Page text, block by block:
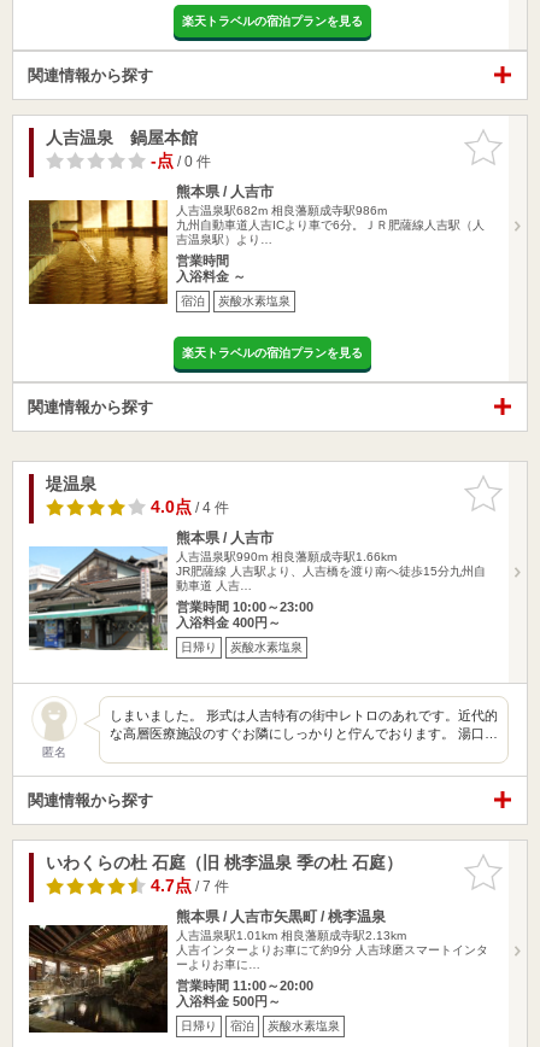
楽天トラベルの宿泊プランを見る
関連情報から探す
お気に入
りに追加
人吉温泉 鍋屋本館
-点/ 0 件
熊本県 / 人吉市
人吉温泉駅682m 相良藩願成寺駅986m
九州自動車道人吉ICより車で6分。ＪＲ肥薩線人吉駅（人
吉温泉駅）より…
営業時間
入浴料金 ～
宿泊 炭酸水素塩泉
楽天トラベルの宿泊プランを見る
関連情報から探す
お気に入
りに追加
堤温泉
4.0点/ 4 件
熊本県 / 人吉市
人吉温泉駅990m 相良藩願成寺駅1.66km
JR肥薩線 人吉駅より、人吉橋を渡り南へ徒歩15分九州自
動車道 人吉…
営業時間 10:00～23:00
入浴料金 400円～
日帰り 炭酸水素塩泉
匿名
しまいました。 形式は人吉特有の街中レトロのあれです。近代的
な高層医療施設のすぐお隣にしっかりと佇んでおります。 湯口…
関連情報から探す
お気に入
りに追加
いわくらの杜 石庭（旧 桃李温泉 季の杜 石庭）
4.7点/ 7 件
熊本県 / 人吉市矢黒町 / 桃李温泉
人吉温泉駅1.01km 相良藩願成寺駅2.13km
人吉インターよりお車にて約9分 人吉球磨スマートインタ
ーよりお車に…
営業時間 11:00～20:00
入浴料金 500円～
日帰り 宿泊 炭酸水素塩泉